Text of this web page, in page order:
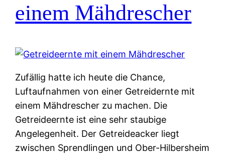
einem Mähdrescher
Zufällig hatte ich heute die Chance,
Luftaufnahmen von einer Getreidernte mit
einem Mähdrescher zu machen. Die
Getreideernte ist eine sehr staubige
Angelegenheit. Der Getreideacker liegt
zwischen Sprendlingen und Ober-Hilbersheim